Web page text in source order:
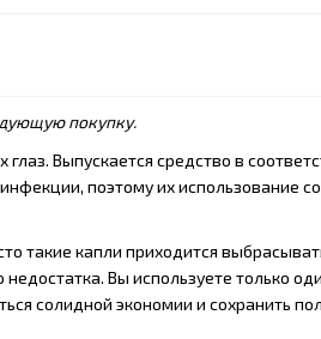
покупку.
Выпускается средство в
поэтому их использование
такие капли приходится
Вы используете только
солидной экономии и сохранить